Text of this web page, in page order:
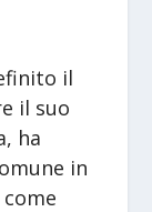
il
il suo
ha
in